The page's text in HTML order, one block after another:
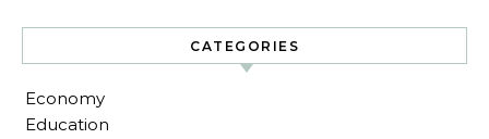
CATEGORIES
Economy
Education